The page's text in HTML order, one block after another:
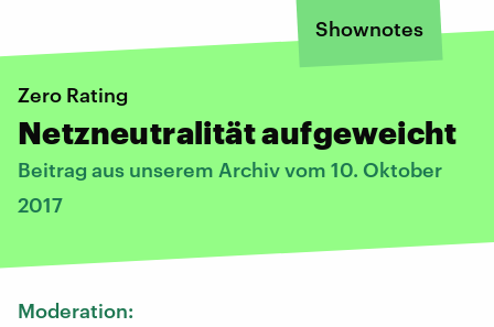
Shownotes
Zero Rating
Netzneutralität aufgeweicht
Beitrag aus unserem Archiv vom 10. Oktober
2017
Moderation: